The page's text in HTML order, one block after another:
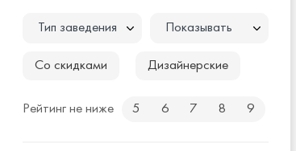
Тип заведения Показывать
Со скидками Дизайнерские
Рейтинг не ниже 5 6 7 8 9